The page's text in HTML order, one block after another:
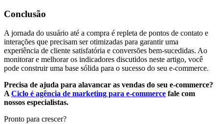
Conclusão
A jornada do usuário até a compra é repleta de pontos de contato e
interações que precisam ser otimizadas para garantir uma
experiência de cliente satisfatória e conversões bem-sucedidas. Ao
monitorar e melhorar os indicadores discutidos neste artigo, você
pode construir uma base sólida para o sucesso do seu e-commerce.
Precisa de ajuda para alavancar as vendas do seu e-commerce?
A Ciclo é agência de marketing para e-commerce fale com
nossos especialistas.
Pronto para crescer?